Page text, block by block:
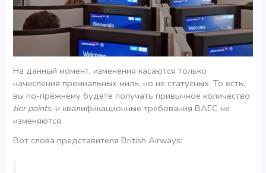
На данный момент, изменения касаются только
начисления премиальных миль, но не статусных. То есть,
вы по-прежнему будете получать привычное количество
tier points, и квалификационные требования BAEC не
изменяются.
Вот слова представителя British Airways: